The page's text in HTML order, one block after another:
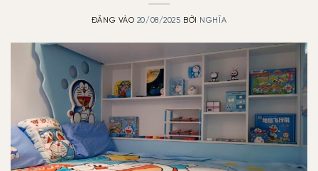
ĐĂNG VÀO 20/08/2025 BỞI NGHĨA